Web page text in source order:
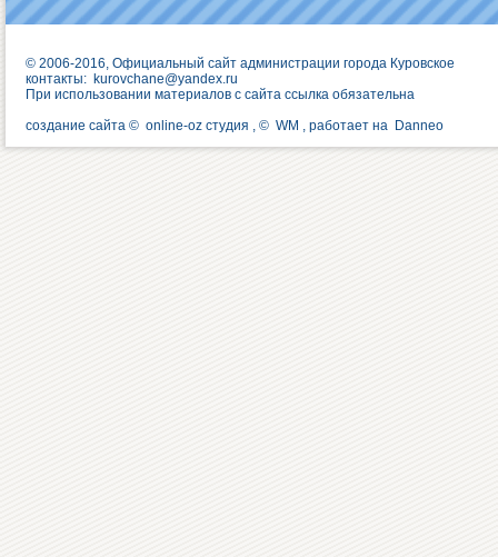
© 2006-2016, Официальный сайт администрации города Куровское
контакты: kurovchane@yandex.ru
При использовании материалов с сайта ссылка обязательна
создание сайта © online-oz студия , © WM , работает на Danneo